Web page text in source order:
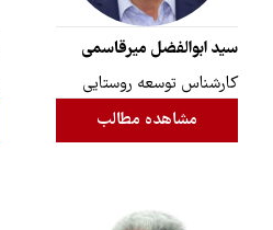
سید ابوالفضل میرقاسمی
کارشناس توسعه روستایی
مشاهده مطالب